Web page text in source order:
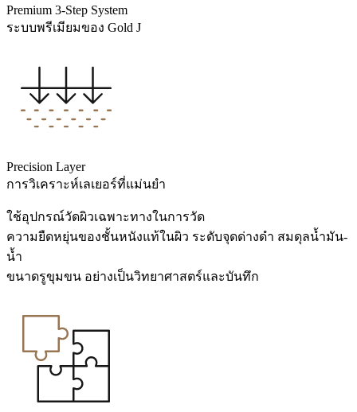
Premium 3-Step System
ระบบพรีเมียมของ Gold J
Precision Layer
การวิเคราะห์เลเยอร์ที่แม่นยำ
ใช้อุปกรณ์วัดผิวเฉพาะทางในการวัด
ความยืดหยุ่นของชั้นหนังแท้ในผิว ระดับจุดด่างดำ สมดุลน้ำมัน-
น้ำ
ขนาดรูขุมขน อย่างเป็นวิทยาศาสตร์และบันทึก